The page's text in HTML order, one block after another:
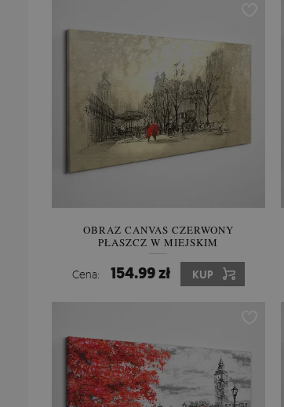
OBRAZ CANVAS CZERWONY
PŁASZCZ W MIEJSKIM
KRAJOBRAZIE
Cena: 154.99 zł KUP